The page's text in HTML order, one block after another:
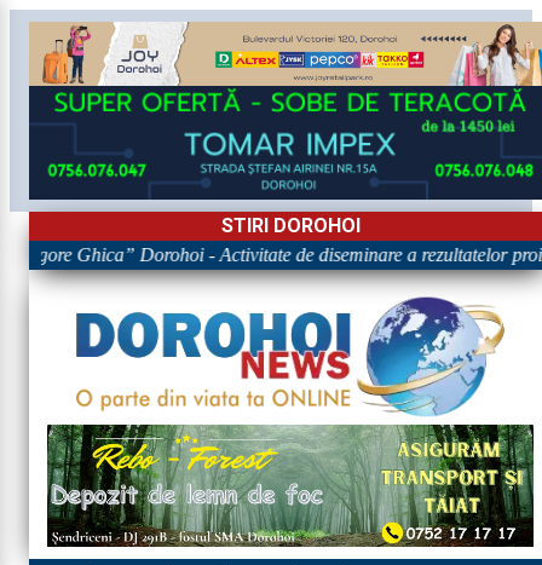
STIRI DOROHOI
Ghica” Dorohoi - Activitate de diseminare a rezultatelor